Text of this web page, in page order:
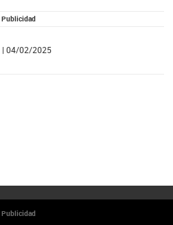
Publicidad
| 04/02/2025
Publicidad